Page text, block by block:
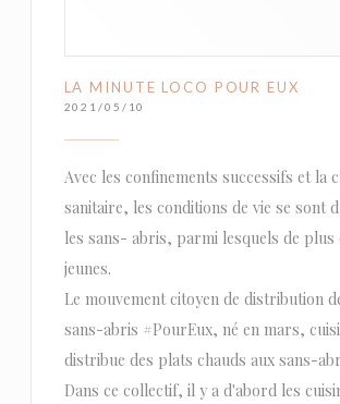
LA MINUTE LOCO POUR EUX
2021/05/10
Avec les confinements successifs et la
sanitaire, les conditions de vie se sont
les sans- abris, parmi lesquels de plus
jeunes.
Le mouvement citoyen de distribution
sans-abris #PourEux, né en mars,
distribue des plats chauds aux sans-
Dans ce collectif, il y a d'abord les